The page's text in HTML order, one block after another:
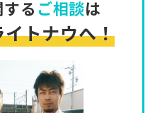
る ご相談は
トナウへ！